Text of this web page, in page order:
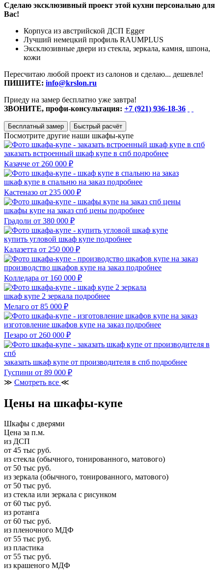
Сделаю эксклюзивный проект этой кухни персонально для
Вас!
Корпуса из австрийской ДСП Egger
Лучший немецкий профиль RAUMPLUS
Эксклюзивные двери из стекла, зеркала, камня, шпона,
кожи
Пересчитаю любой проект из салонов и сделаю... дешевле!
ПИШИТЕ: info@krslon.ru
Приеду на замер бесплатно уже завтра!
ЗВОНИТЕ, профи-консультация: +7 (921) 936-18-36
Бесплатный замер Быстрый расчёт
Посмотрите другие наши шкафы-купе
заказать встроенный шкаф купе в спб подробнее
Казачче от 260 000 ₽
шкаф купе в спальню на заказ подробнее
Кастеназо от 235 000 ₽
шкафы купе на заказ спб цены подробнее
Градоли от 380 000 ₽
купить угловой шкаф купе подробнее
Калазетта от 250 000 ₽
производство шкафов купе на заказ подробнее
Колледара от 160 000 ₽
шкаф купе 2 зеркала подробнее
Мелаго от 85 000 ₽
изготовление шкафов купе на заказ подробнее
Пезаро от 260 000 ₽
заказать шкаф купе от производителя в спб подробнее
Гуспини от 89 000 ₽
≫ Смотреть все ≪
Цены на шкафы-купе
Шкафы с дверями
Цена за п.м.
из ДСП
от 45 тыс руб.
из стекла (обычного, тонированного, матового)
от 50 тыс руб.
из зеркала (обычного, тонированного, матового)
от 50 тыс руб.
из стекла или зеркала с рисунком
от 60 тыс руб.
из ротанга
от 60 тыс руб.
из пленочного МДФ
от 55 тыс руб.
из пластика
от 55 тыс руб.
из крашеного МДФ